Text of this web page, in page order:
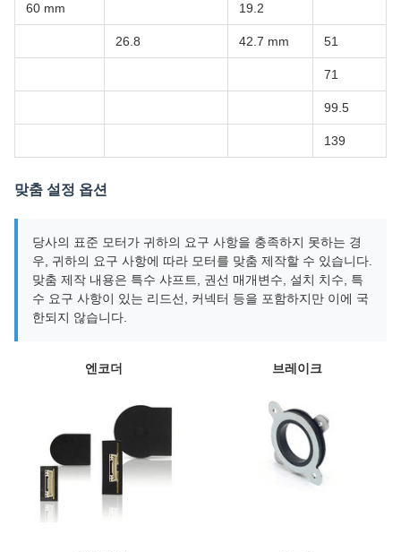
60 mm 19.2
26.8 42.7 mm 51
71
99.5
139
맞춤 설정 옵션
당사의 표준 모터가 귀하의 요구 사항을 충족하지 못하는 경
우, 귀하의 요구 사항에 따라 모터를 맞춤 제작할 수 있습니다.
맞춤 제작 내용은 특수 샤프트, 권선 매개변수, 설치 치수, 특
수 요구 사항이 있는 리드선, 커넥터 등을 포함하지만 이에 국
한되지 않습니다.
엔코더 브레이크